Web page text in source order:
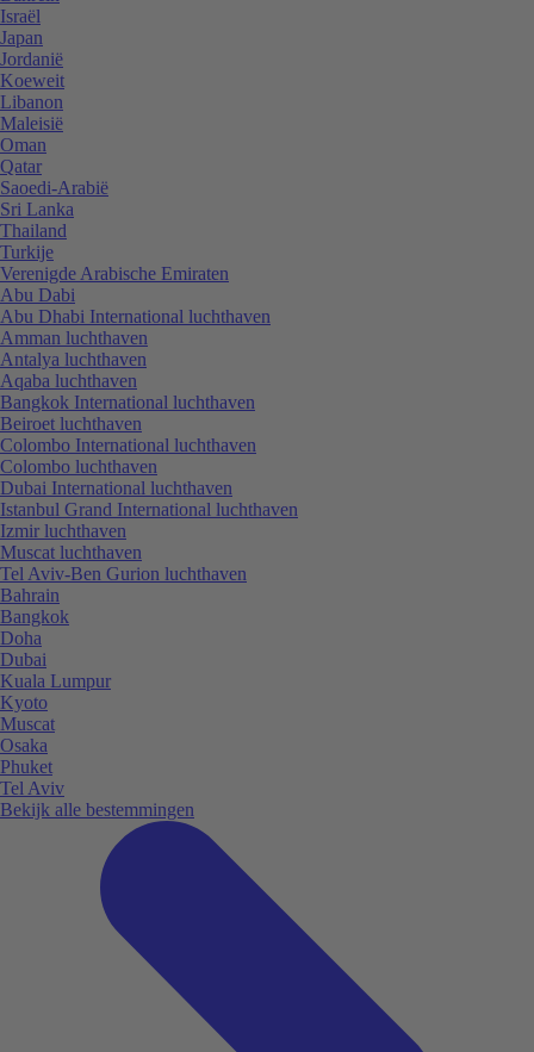
Israël
Japan
Jordanië
Koeweit
Libanon
Maleisië
Oman
Qatar
Saoedi-Arabië
Sri Lanka
Thailand
Turkije
Verenigde Arabische Emiraten
Abu Dabi
Abu Dhabi International luchthaven
Amman luchthaven
Antalya luchthaven
Aqaba luchthaven
Bangkok International luchthaven
Beiroet luchthaven
Colombo International luchthaven
Colombo luchthaven
Dubai International luchthaven
Istanbul Grand International luchthaven
Izmir luchthaven
Muscat luchthaven
Tel Aviv-Ben Gurion luchthaven
Bahrain
Bangkok
Doha
Dubai
Kuala Lumpur
Kyoto
Muscat
Osaka
Phuket
Tel Aviv
Bekijk alle bestemmingen